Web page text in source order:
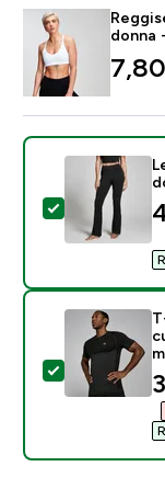
donna
Seleziona
Seleziona